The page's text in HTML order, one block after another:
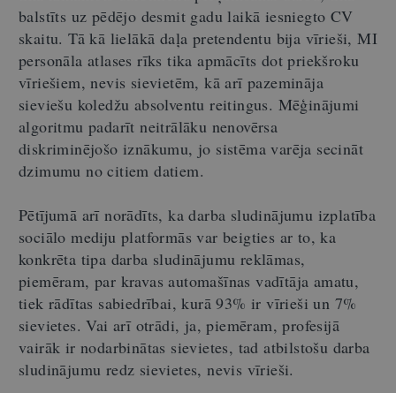
balstīts uz pēdējo desmit gadu laikā iesniegto CV
skaitu. Tā kā lielākā daļa pretendentu bija vīrieši, MI
personāla atlases rīks tika apmācīts dot priekšroku
vīriešiem, nevis sievietēm, kā arī pazemināja
sieviešu koledžu absolventu reitingus. Mēģinājumi
algoritmu padarīt neitrālāku nenovērsa
diskriminējošo iznākumu, jo sistēma varēja secināt
dzimumu no citiem datiem.
Pētījumā arī norādīts, ka darba sludinājumu izplatība
sociālo mediju platformās var beigties ar to, ka
konkrēta tipa darba sludinājumu reklāmas,
piemēram, par kravas automašīnas vadītāja amatu,
tiek rādītas sabiedrībai, kurā 93% ir vīrieši un 7%
sievietes. Vai arī otrādi, ja, piemēram, profesijā
vairāk ir nodarbinātas sievietes, tad atbilstošu darba
sludinājumu redz sievietes, nevis vīrieši.